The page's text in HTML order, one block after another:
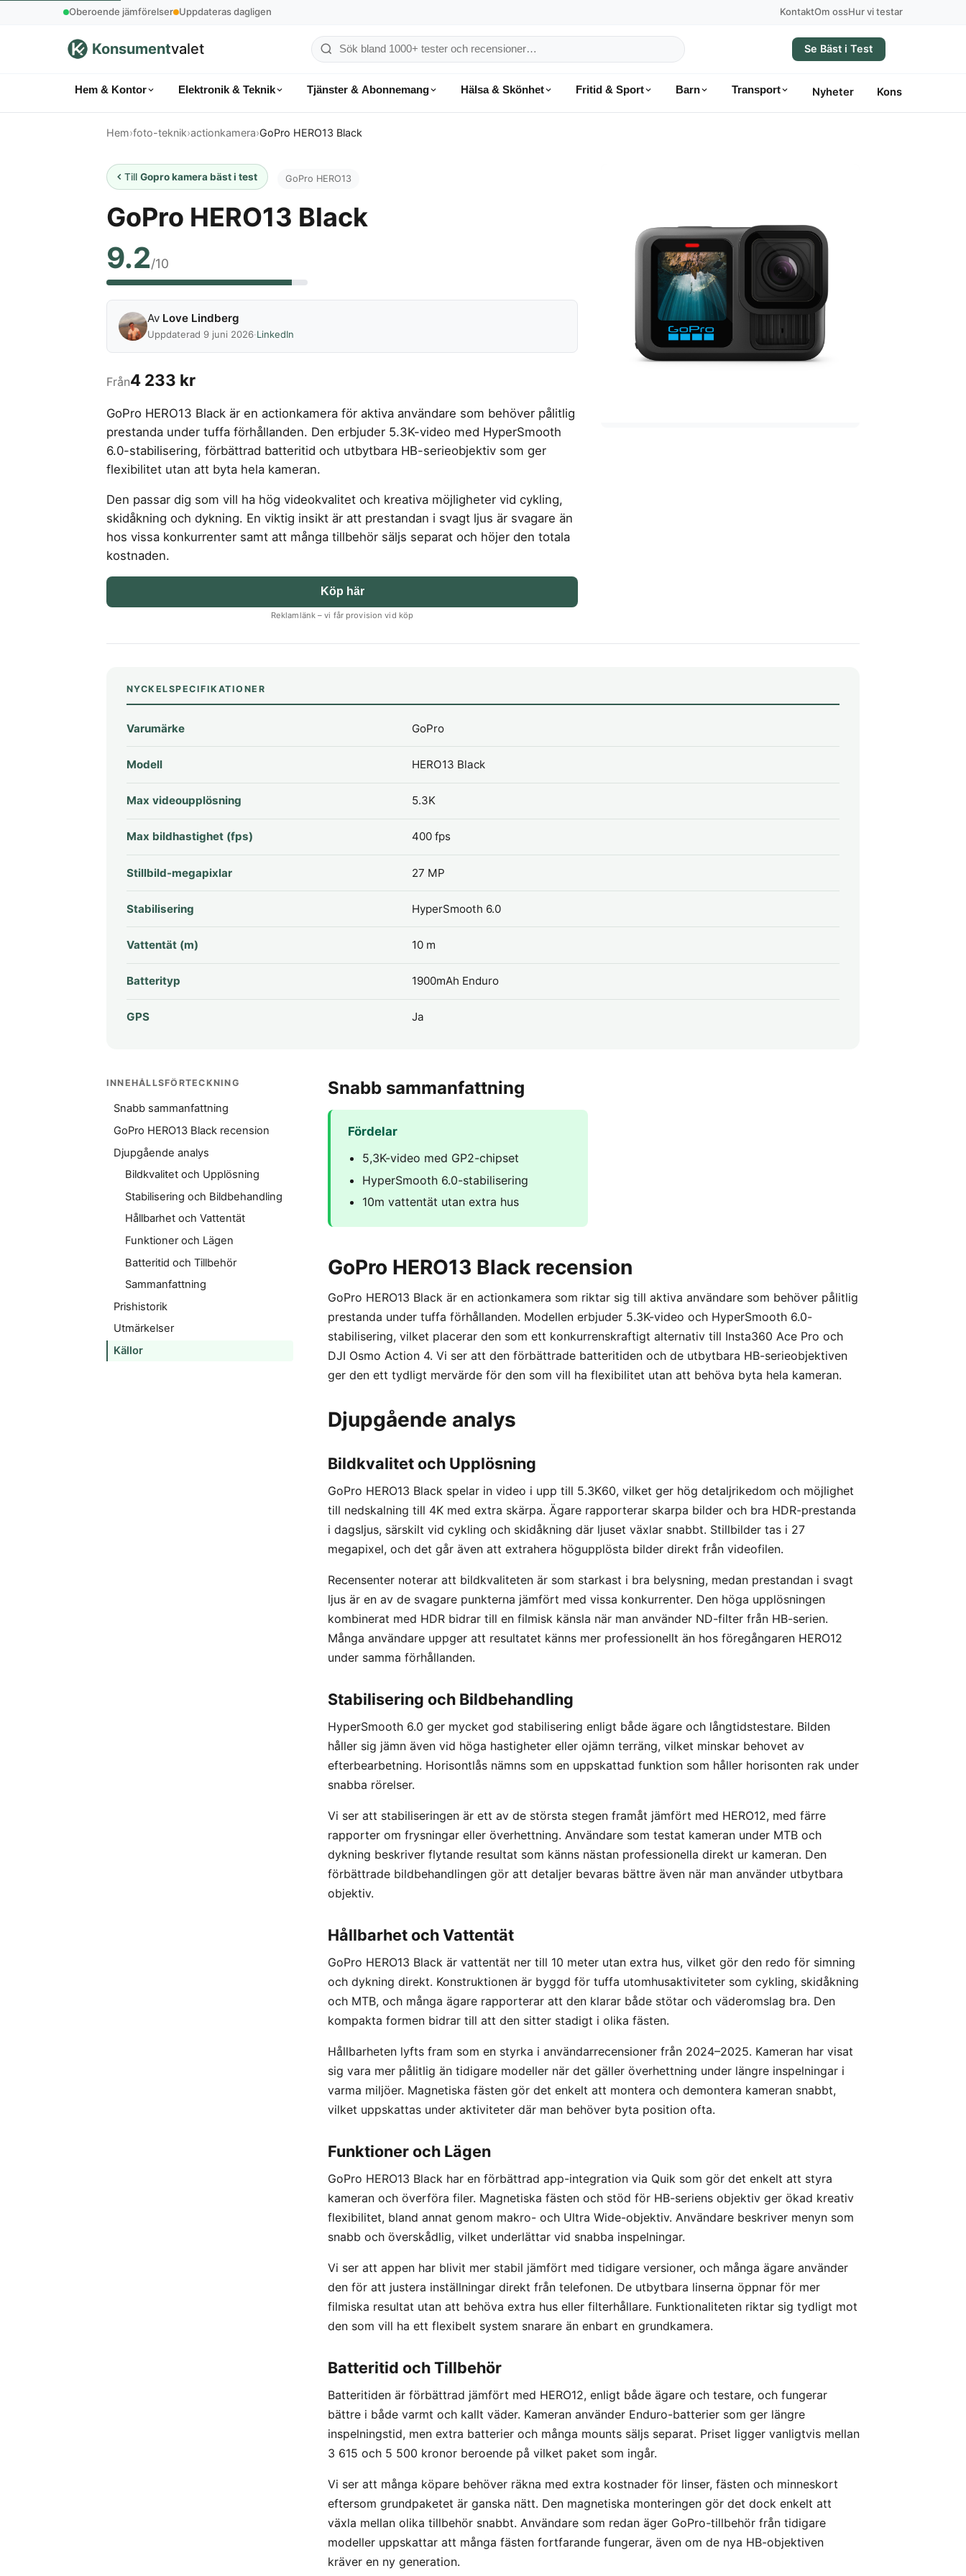
Oberoende jämförelser Uppdateras dagligen KontaktOm ossHur vi testar
Konsumentvalet
Sök
konsumentvalet
Se Bäst i Test
Hem & Kontor Elektronik & Teknik Tjänster & Abonnemang Hälsa & Skönhet Fritid & Sport Barn Transport Nyheter
Hem›foto-teknik›actionkamera›GoPro HERO13 Black
TillGopro kamera bäst i test GoPro HERO13
GoPro HERO13 Black
9.2/10
Av Love Lindberg
Uppdaterad 9 juni 2026·LinkedIn
Från4 233 kr
GoPro HERO13 Black är en actionkamera för aktiva användare som behöver pålitlig
prestanda under tuffa förhållanden. Den erbjuder 5.3K-video med HyperSmooth
6.0-stabilisering, förbättrad batteritid och utbytbara HB-serieobjektiv som ger
flexibilitet utan att byta hela kameran.
Den passar dig som vill ha hög videokvalitet och kreativa möjligheter vid cykling,
skidåkning och dykning. En viktig insikt är att prestandan i svagt ljus är svagare än
hos vissa konkurrenter samt att många tillbehör säljs separat och höjer den totala
kostnaden.
Köp här
Reklamlänk – vi får provision vid köp
NYCKELSPECIFIKATIONER
Varumärke GoPro
Modell HERO13 Black
Max videoupplösning 5.3K
Max bildhastighet (fps) 400 fps
Stillbild-megapixlar 27 MP
Stabilisering HyperSmooth 6.0
Vattentät (m) 10 m
Batterityp 1900mAh Enduro
GPS Ja
INNEHÅLLSFÖRTECKNING
Snabb sammanfattning
GoPro HERO13 Black recension
Djupgående analys
Bildkvalitet och Upplösning
Stabilisering och Bildbehandling
Hållbarhet och Vattentät
Funktioner och Lägen
Batteritid och Tillbehör
Sammanfattning
Prishistorik
Utmärkelser
Källor
Snabb sammanfattning
Fördelar
5,3K-video med GP2-chipset
HyperSmooth 6.0-stabilisering
10m vattentät utan extra hus
GoPro HERO13 Black recension
GoPro HERO13 Black är en actionkamera som riktar sig till aktiva användare som behöver pålitlig
prestanda under tuffa förhållanden. Modellen erbjuder 5.3K-video och HyperSmooth 6.0-
stabilisering, vilket placerar den som ett konkurrenskraftigt alternativ till Insta360 Ace Pro och
DJI Osmo Action 4. Vi ser att den förbättrade batteritiden och de utbytbara HB-serieobjektiven
ger den ett tydligt mervärde för den som vill ha flexibilitet utan att behöva byta hela kameran.
Djupgående analys
Bildkvalitet och Upplösning
GoPro HERO13 Black spelar in video i upp till 5.3K60, vilket ger hög detaljrikedom och möjlighet
till nedskalning till 4K med extra skärpa. Ägare rapporterar skarpa bilder och bra HDR-prestanda
i dagsljus, särskilt vid cykling och skidåkning där ljuset växlar snabbt. Stillbilder tas i 27
megapixel, och det går även att extrahera högupplösta bilder direkt från videofilen.
Recensenter noterar att bildkvaliteten är som starkast i bra belysning, medan prestandan i svagt
ljus är en av de svagare punkterna jämfört med vissa konkurrenter. Den höga upplösningen
kombinerat med HDR bidrar till en filmisk känsla när man använder ND-filter från HB-serien.
Många användare uppger att resultatet känns mer professionellt än hos föregångaren HERO12
under samma förhållanden.
Stabilisering och Bildbehandling
HyperSmooth 6.0 ger mycket god stabilisering enligt både ägare och långtidstestare. Bilden
håller sig jämn även vid höga hastigheter eller ojämn terräng, vilket minskar behovet av
efterbearbetning. Horisontlås nämns som en uppskattad funktion som håller horisonten rak under
snabba rörelser.
Vi ser att stabiliseringen är ett av de största stegen framåt jämfört med HERO12, med färre
rapporter om frysningar eller överhettning. Användare som testat kameran under MTB och
dykning beskriver flytande resultat som känns nästan professionella direkt ur kameran. Den
förbättrade bildbehandlingen gör att detaljer bevaras bättre även när man använder utbytbara
objektiv.
Hållbarhet och Vattentät
GoPro HERO13 Black är vattentät ner till 10 meter utan extra hus, vilket gör den redo för simning
och dykning direkt. Konstruktionen är byggd för tuffa utomhusaktiviteter som cykling, skidåkning
och MTB, och många ägare rapporterar att den klarar både stötar och väderomslag bra. Den
kompakta formen bidrar till att den sitter stadigt i olika fästen.
Hållbarheten lyfts fram som en styrka i användarrecensioner från 2024–2025. Kameran har visat
sig vara mer pålitlig än tidigare modeller när det gäller överhettning under längre inspelningar i
varma miljöer. Magnetiska fästen gör det enkelt att montera och demontera kameran snabbt,
vilket uppskattas under aktiviteter där man behöver byta position ofta.
Funktioner och Lägen
GoPro HERO13 Black har en förbättrad app-integration via Quik som gör det enkelt att styra
kameran och överföra filer. Magnetiska fästen och stöd för HB-seriens objektiv ger ökad kreativ
flexibilitet, bland annat genom makro- och Ultra Wide-objektiv. Användare beskriver menyn som
snabb och överskådlig, vilket underlättar vid snabba inspelningar.
Vi ser att appen har blivit mer stabil jämfört med tidigare versioner, och många ägare använder
den för att justera inställningar direkt från telefonen. De utbytbara linserna öppnar för mer
filmiska resultat utan att behöva extra hus eller filterhållare. Funktionaliteten riktar sig tydligt mot
den som vill ha ett flexibelt system snarare än enbart en grundkamera.
Batteritid och Tillbehör
Batteritiden är förbättrad jämfört med HERO12, enligt både ägare och testare, och fungerar
bättre i både varmt och kallt väder. Kameran använder Enduro-batterier som ger längre
inspelningstid, men extra batterier och många mounts säljs separat. Priset ligger vanligtvis mellan
3 615 och 5 500 kronor beroende på vilket paket som ingår.
Vi ser att många köpare behöver räkna med extra kostnader för linser, fästen och minneskort
eftersom grundpaketet är ganska nätt. Den magnetiska monteringen gör det dock enkelt att
växla mellan olika tillbehör snabbt. Användare som redan äger GoPro-tillbehör från tidigare
modeller uppskattar att många fästen fortfarande fungerar, även om de nya HB-objektiven
kräver en ny generation.